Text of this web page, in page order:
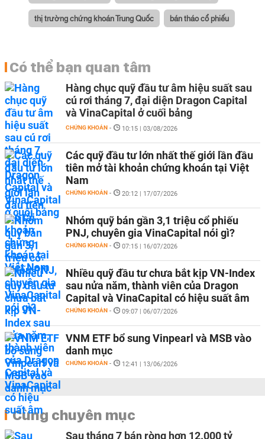
thị trường chứng khoán Trung Quốc bán tháo cổ phiếu
Có thể bạn quan tâm
Hàng chục quỹ đầu tư âm hiệu suất sau
cú rơi tháng 7, đại diện Dragon Capital
và VinaCapital ở cuối bảng
CHỨNG KHOÁN - 10:15 | 03/08/2026
Các quỹ đầu tư lớn nhất thế giới lần đầu
tiên mở tài khoản chứng khoán tại Việt
Nam
CHỨNG KHOÁN - 20:12 | 17/07/2026
Nhóm quỹ bán gần 3,1 triệu cổ phiếu
PNJ, chuyên gia VinaCapital nói gì?
CHỨNG KHOÁN - 07:15 | 16/07/2026
Nhiều quỹ đầu tư chưa bắt kịp VN-Index
sau nửa năm, thành viên của Dragon
Capital và VinaCapital có hiệu suất âm
CHỨNG KHOÁN - 09:07 | 06/07/2026
VNM ETF bổ sung Vinpearl và MSB vào
danh mục
CHỨNG KHOÁN - 12:41 | 13/06/2026
Cùng chuyên mục
Sau tháng 7 bán ròng hơn 12.000 tỷ